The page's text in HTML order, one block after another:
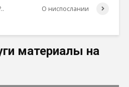
О ниспослании
материалы на